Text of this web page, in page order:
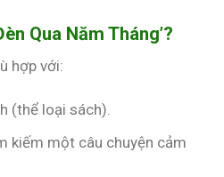
Qua Năm Tháng’?
hợp với:
(thể loại sách).
kiếm một câu chuyện cảm